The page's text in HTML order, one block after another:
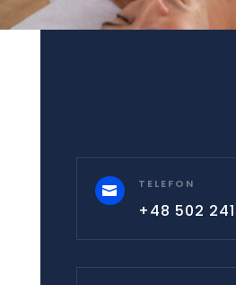
 TELEFON
+48 502 241